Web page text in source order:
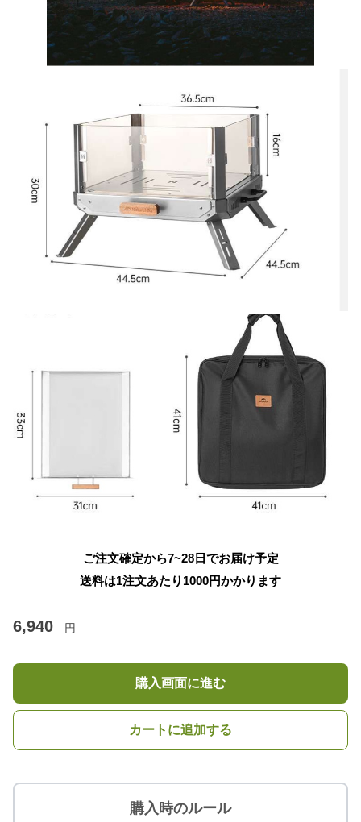
ご注文確定から7~28日でお届け予定
送料は1注文あたり 1000円かかります
6,940 円
購入画面に進む
カートに追加する
購入時のルール